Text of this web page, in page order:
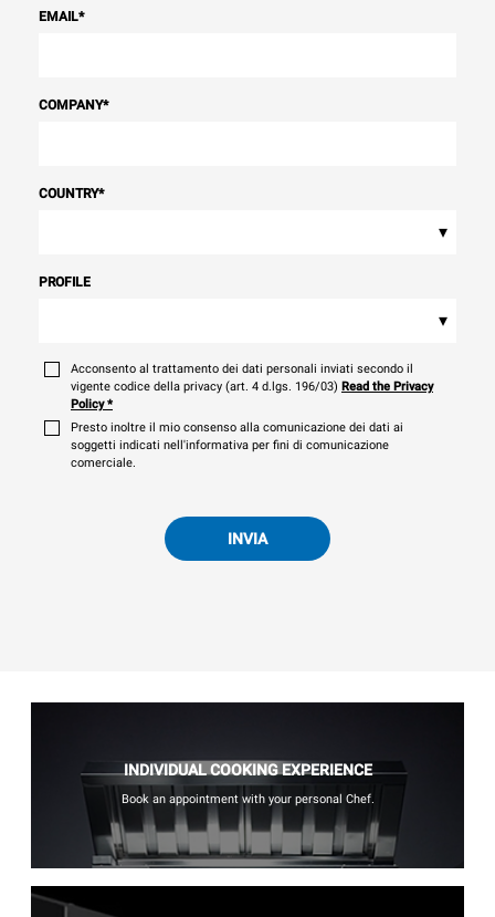
EMAIL*
COMPANY*
COUNTRY*
▾
PROFILE
▾
Acconsento al trattamento dei dati personali inviati secondo il
vigente codice della privacy (art. 4 d.lgs. 196/03) Read the Privacy
Policy*
Presto inoltre il mio consenso alla comunicazione dei dati ai
soggetti indicati nell'informativa per fini di comunicazione
comerciale.
INVIA
INDIVIDUAL COOKING EXPERIENCE
Book an appointment with your personal Chef.